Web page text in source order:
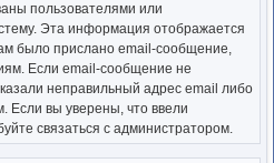
пользователями или
Эта информация отображается
было прислано email-сообщение,
Если email-сообщение не
неправильный адрес email либо
Если вы уверены, что ввели
связаться с администратором.